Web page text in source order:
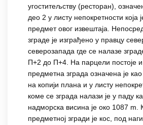
угоститељству (ресторан),
део 2 у листу непокретности која
предмет овог извештаја.
зграде је изграђено у правцу
северозапада где се налазе
П+2 до П+4. На парцели постоје и
предметна зграда означена је
на копији плана и у листу
коме се зграда налази је у паду
надморска висина је око 1087 m.
предметној згради је кос, под